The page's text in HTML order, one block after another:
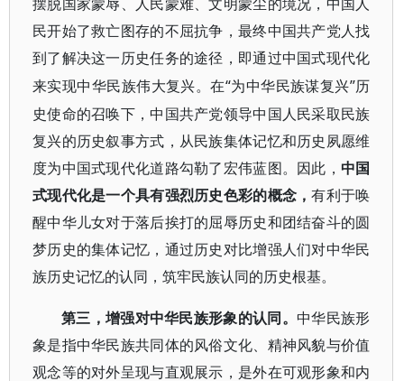
摆脱国家蒙辱、人民蒙难、文明蒙尘的境况，中国人
民开始了救亡图存的不屈抗争，最终中国共产党人找
到了解决这一历史任务的途径，即通过中国式现代化
来实现中华民族伟大复兴。在“为中华民族谋复兴”历
史使命的召唤下，中国共产党领导中国人民采取民族
复兴的历史叙事方式，从民族集体记忆和历史夙愿维
度为中国式现代化道路勾勒了宏伟蓝图。因此， 中国
式现代化是一个具有强烈历史色彩的概念，有利于唤
醒中华儿女对于落后挨打的屈辱历史和团结奋斗的圆
梦历史的集体记忆，通过历史对比增强人们对中华民
族历史记忆的认同，筑牢民族认同的历史根基。
第三，增强对中华民族形象的认同。 中华民族形
象是指中华民族共同体的风俗文化、精神风貌与价值
观念等的对外呈现与直观展示，是外在可观形象和内